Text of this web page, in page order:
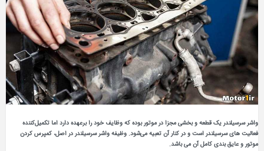
واشر سرسیلندر یک قطعه و بخشی مجزا در موتور بوده که وظایف خود را برعهده دارد اما تکمیل‌کننده
فعالیت‌ های سرسیلندر است و در کنار آن تعبیه می‌شود. وظیفه‌ واشر سرسیلندر در اصل، کمپرس کردن
موتور و عایق‌ بندی کامل آن می باشد.